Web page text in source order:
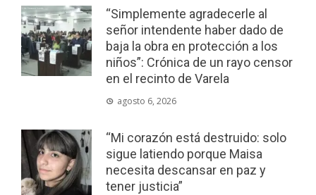
“Simplemente agradecerle al
señor intendente haber dado de
baja la obra en protección a los
niños”: Crónica de un rayo censor
en el recinto de Varela
agosto 6, 2026
“Mi corazón está destruido: solo
sigue latiendo porque Maisa
necesita descansar en paz y
tener justicia”